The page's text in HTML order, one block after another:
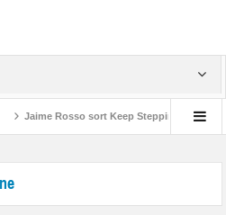
Jaime Rosso sort Keep Stepping, son